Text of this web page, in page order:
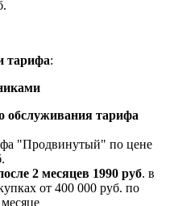
тарифа:
обслуживания тарифа
"Продвинутый" по цене
2 месяцев 1990 руб. в
от 400 000 руб. по